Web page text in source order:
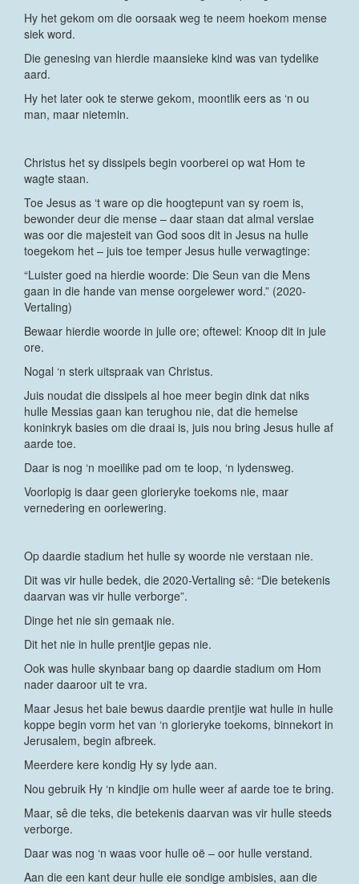
Hy het gekom om die oorsaak weg te neem hoekom mense
siek word.
Die genesing van hierdie maansieke kind was van tydelike
aard.
Hy het later ook te sterwe gekom, moontlik eers as ‘n ou
man, maar nietemin.
Christus het sy dissipels begin voorberei op wat Hom te
wagte staan.
Toe Jesus as ‘t ware op die hoogtepunt van sy roem is,
bewonder deur die mense – daar staan dat almal verslae
was oor die majesteit van God soos dit in Jesus na hulle
toegekom het – juis toe temper Jesus hulle verwagtinge:
“Luister goed na hierdie woorde: Die Seun van die Mens
gaan in die hande van mense oorgelewer word.” (2020-
Vertaling)
Bewaar hierdie woorde in julle ore; oftewel: Knoop dit in jule
ore.
Nogal ‘n sterk uitspraak van Christus.
Juis noudat die dissipels al hoe meer begin dink dat niks
hulle Messias gaan kan terughou nie, dat die hemelse
koninkryk basies om die draai is, juis nou bring Jesus hulle af
aarde toe.
Daar is nog ‘n moeilike pad om te loop, ‘n lydensweg.
Voorlopig is daar geen glorieryke toekoms nie, maar
vernedering en oorlewering.
Op daardie stadium het hulle sy woorde nie verstaan nie.
Dit was vir hulle bedek, die 2020-Vertaling sê: “Die betekenis
daarvan was vir hulle verborge”.
Dinge het nie sin gemaak nie.
Dit het nie in hulle prentjie gepas nie.
Ook was hulle skynbaar bang op daardie stadium om Hom
nader daaroor uit te vra.
Maar Jesus het baie bewus daardie prentjie wat hulle in hulle
koppe begin vorm het van ‘n glorieryke toekoms, binnekort in
Jerusalem, begin afbreek.
Meerdere kere kondig Hy sy lyde aan.
Nou gebruik Hy ‘n kindjie om hulle weer af aarde toe te bring.
Maar, sê die teks, die betekenis daarvan was vir hulle steeds
verborge.
Daar was nog ‘n waas voor hulle oë – oor hulle verstand.
Aan die een kant deur hulle eie sondige ambisies, aan die